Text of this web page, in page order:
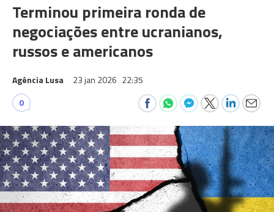
Terminou primeira ronda de
negociações entre ucranianos,
russos e americanos
Agência Lusa 23 jan 2026 22:35
0